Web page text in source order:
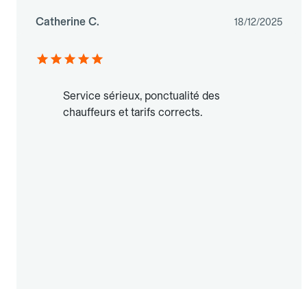
Catherine C. 18/12/2025
Service sérieux, ponctualité des
chauffeurs et tarifs corrects.